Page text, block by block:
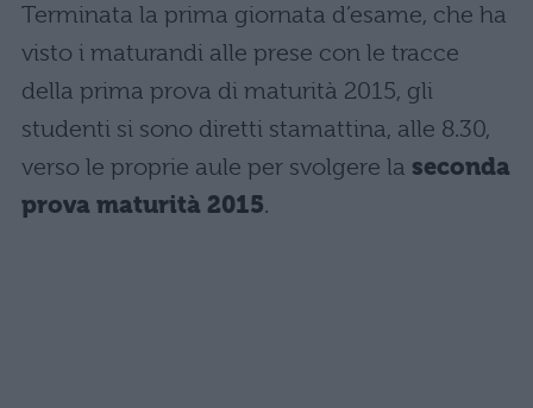
Terminata la prima giornata d’esame, che ha
visto i maturandi alle prese con le tracce
della prima prova di maturità 2015, gli
studenti si sono diretti stamattina, alle 8.30,
verso le proprie aule per svolgere la seconda
prova maturità 2015.